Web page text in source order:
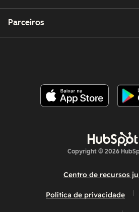
Parceiros
Copyright © 2026
Centro de recursos
Política de privacidade